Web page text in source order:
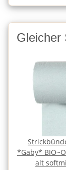
Gleicher
*Gaby*
alt